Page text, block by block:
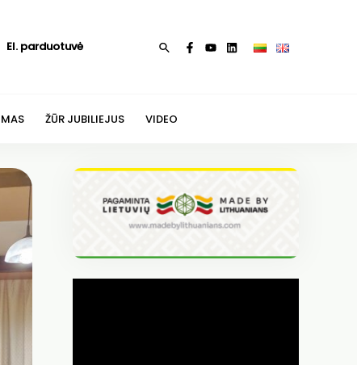
El. parduotuvė Paieška
ŽŪR JUBILIEJUS VIDEO